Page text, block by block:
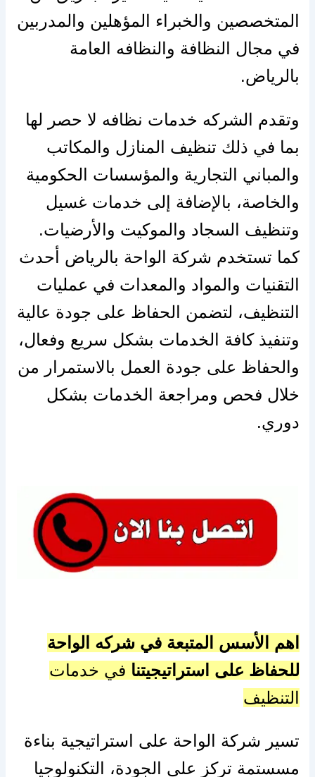
المتخصصين والخبراء المؤهلين والمدربين
في مجال النظافة والنظافه العامة
بالرياض.
وتقدم الشركه خدمات نظافه لا حصر لها
بما في ذلك تنظيف المنازل والمكاتب
والمباني التجارية والمؤسسات الحكومية
والخاصة، بالإضافة إلى خدمات غسيل
وتنظيف السجاد والموكيت والأرضيات.
كما تستخدم شركة الواحة بالرياض أحدث
التقنيات والمواد والمعدات في عمليات
التنظيف، لتضمن الحفاظ على جودة عالية
وتنفيذ كافة الخدمات بشكل سريع وفعال،
والحفاظ على جودة العمل بالاستمرار من
خلال فحص ومراجعة الخدمات بشكل
دوري.
اهم الأسس المتبعة في شركه الواحة
للحفاظ على استراتيجيتنا في خدمات
التنظيف
تسير شركة الواحة على استراتيجية بناءة
مسستمة تركز على الجودة، التكنولوجيا